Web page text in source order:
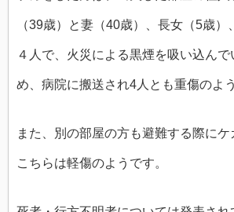
（39歳）と妻（40歳）、長女（5歳
４人で、火災による黒煙を吸い込んで
め、病院に搬送され4人とも重傷のよ
また、別の部屋の方も避難する際にケ
こちらは軽傷のようです。